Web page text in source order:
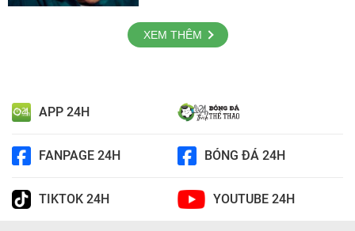
XEM THÊM
APP 24H
FANPAGE 24H BÓNG ĐÁ 24H
TIKTOK 24H YOUTUBE 24H